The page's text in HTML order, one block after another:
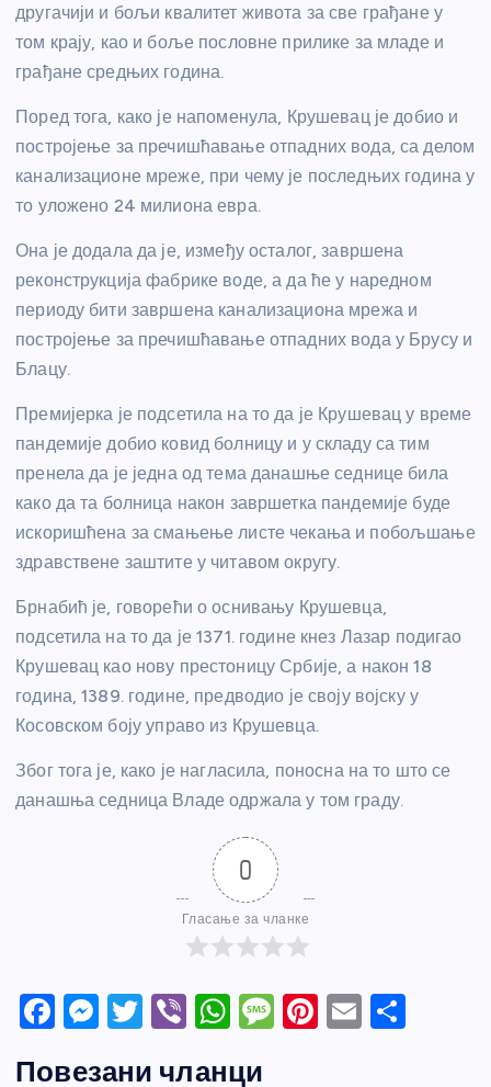
другачији и бољи квалитет живота за све грађане у
том крају, као и боље пословне прилике за младе и
грађане средњих година.
Поред тога, како је напоменула, Крушевац је добио и
постројење за пречишћавање отпадних вода, са делом
канализационе мреже, при чему је последњих година у
то уложено 24 милиона евра.
Она је додала да је, између осталог, завршена
реконструкција фабрике воде, а да ће у наредном
периоду бити завршена канализациона мрежа и
постројење за пречишћавање отпадних вода у Брусу и
Блацу.
Премијерка је подсетила на то да је Крушевац у време
пандемије добио ковид болницу и у складу са тим
пренела да је једна од тема данашње седнице била
како да та болница након завршетка пандемије буде
искоришћена за смањење листе чекања и побољшање
здравствене заштите у читавом округу.
Брнабић је, говорећи о оснивању Крушевца,
подсетила на то да је 1371. године кнез Лазар подигао
Крушевац као нову престоницу Србије, а након 18
година, 1389. године, предводио је своју војску у
Косовском боју управо из Крушевца.
Због тога је, како је нагласила, поносна на то што се
данашња седница Владе одржала у том граду.
0
Гласање за чланке
F
M T
Vi W M Pi E
Повезани чланци